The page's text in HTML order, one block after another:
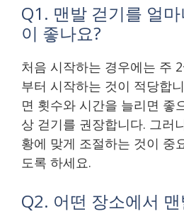
Q1. 맨발 걷기를 얼
이 좋나요?
처음 시작하는 경우에는 주
부터 시작하는 것이 적당합
면 횟수와 시간을 늘리면 좋
상 걷기를 권장합니다. 그러
황에 맞게 조절하는 것이 중
도록 하세요.
Q2. 어떤 장소에서